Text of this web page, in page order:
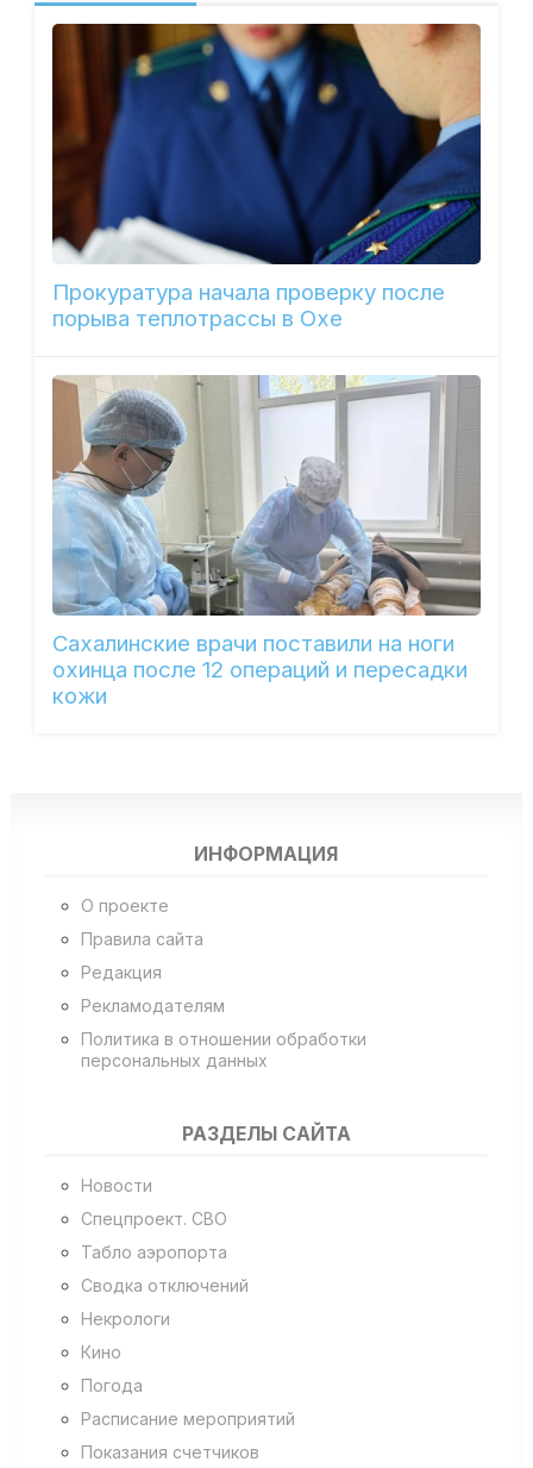
Прокуратура начала проверку после
порыва теплотрассы в Охе
Сахалинские врачи поставили на ноги
охинца после 12 операций и пересадки
кожи
ИНФОРМАЦИЯ
О проекте
Правила сайта
Редакция
Рекламодателям
Политика в отношении обработки
персональных данных
РАЗДЕЛЫ САЙТА
Новости
Спецпроект. СВО
Табло аэропорта
Сводка отключений
Некрологи
Кино
Погода
Расписание мероприятий
Показания счетчиков